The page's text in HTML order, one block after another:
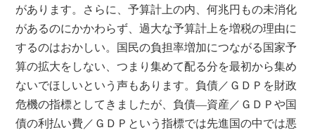
があります。さらに、予算計上の内、何兆円もの未消化
があるのにかかわらず、過大な予算計上を増税の理由に
するのはおかしい。国民の負担率増加につながる国家予
算の拡大をしない、つまり集めて配る分を最初から集め
ないでほしいという声もあります。負債／ＧＤＰを財政
危機の指標としてきましたが、負債―資産／ＧＤＰや国
債の利払い費／ＧＤＰという指標では先進国の中では悪